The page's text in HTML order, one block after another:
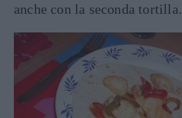
anche con la seconda tortilla.